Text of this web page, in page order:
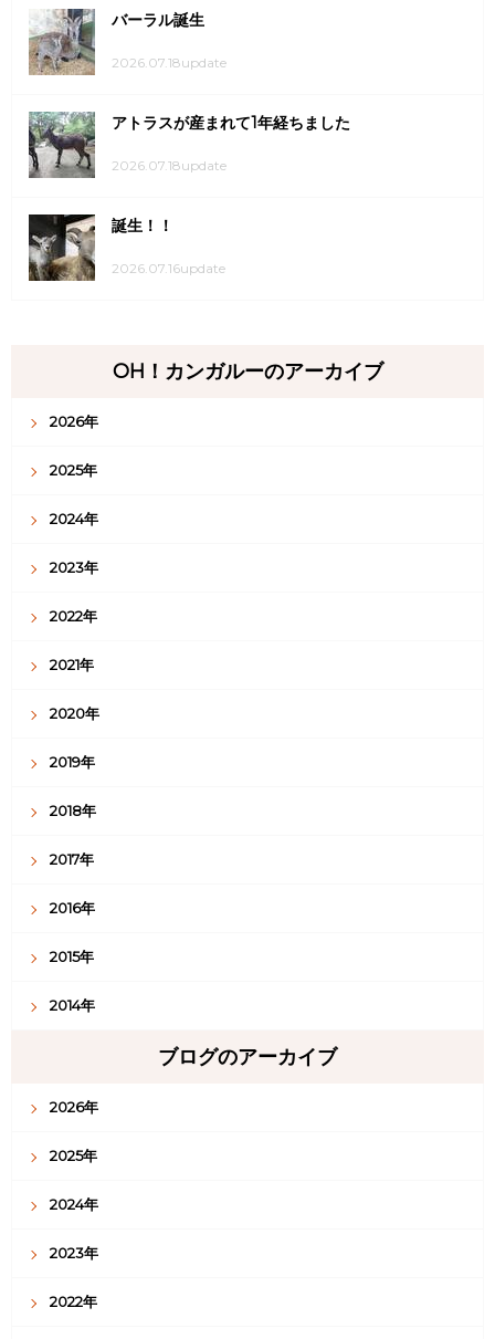
バーラル誕生
2026.07.18update
アトラスが産まれて1年経ちました
2026.07.18update
誕生！！
2026.07.16update
OH！カンガルーのアーカイブ
2026年
2025年
2024年
2023年
2022年
2021年
2020年
2019年
2018年
2017年
2016年
2015年
2014年
ブログのアーカイブ
2026年
2025年
2024年
2023年
2022年